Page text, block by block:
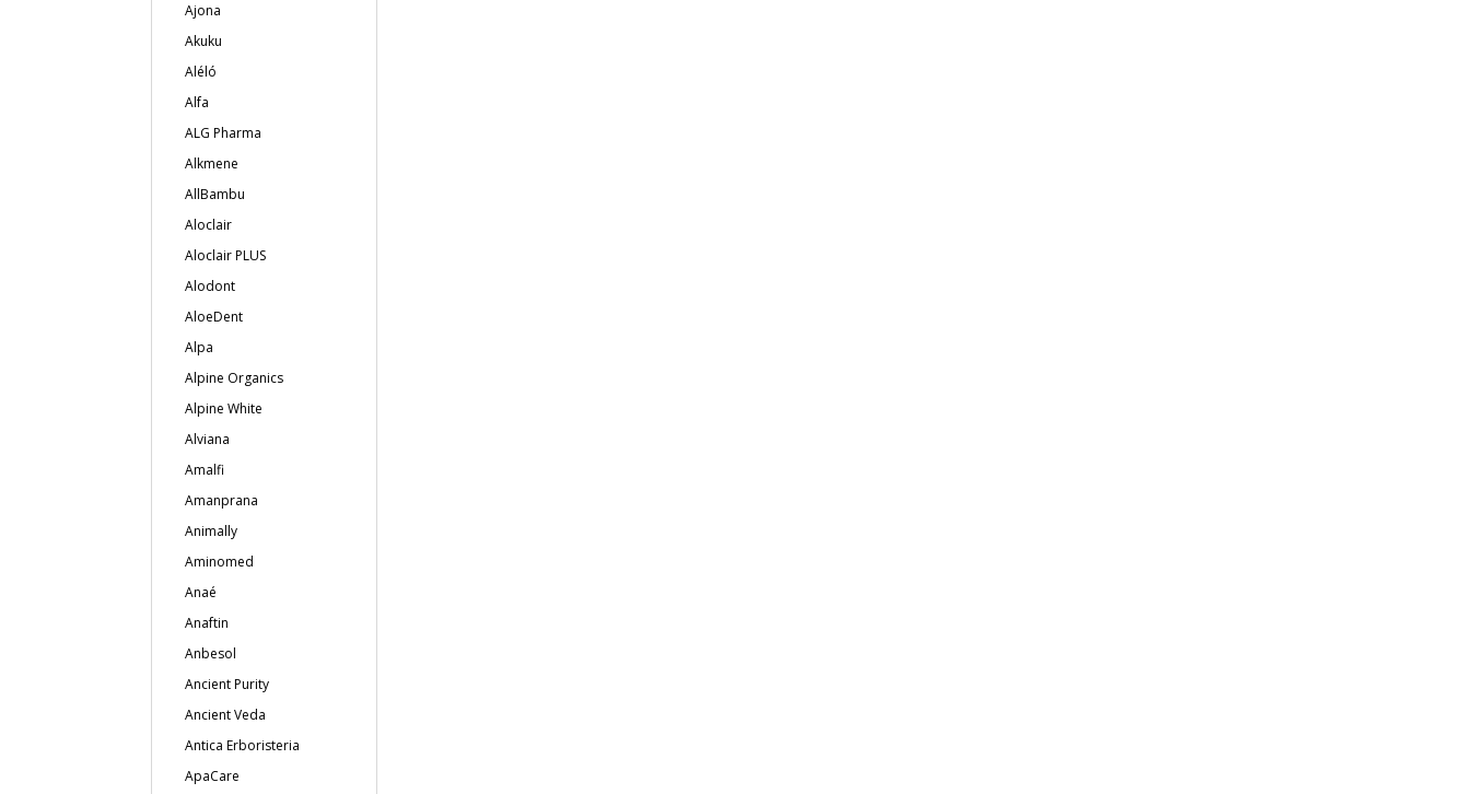
Ajona
Akuku
Aléló
Alfa
ALG Pharma
Alkmene
AllBambu
Aloclair
Aloclair PLUS
Alodont
AloeDent
Alpa
Alpine Organics
Alpine White
Alviana
Amalfi
Amanprana
Animally
Aminomed
Anaé
Anaftin
Anbesol
Ancient Purity
Ancient Veda
Antica Erboristeria
ApaCare